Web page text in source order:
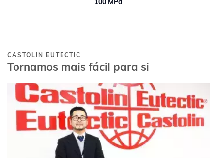
100 MPa
CASTOLIN EUTECTIC
Tornamos mais fácil para si